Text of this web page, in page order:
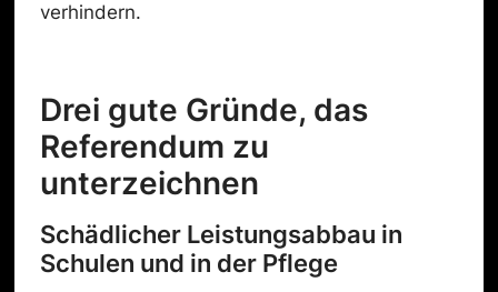
verhindern.
Drei gute Gründe, das
Referendum zu
unterzeichnen
Schädlicher Leistungsabbau in
Schulen und in der Pflege